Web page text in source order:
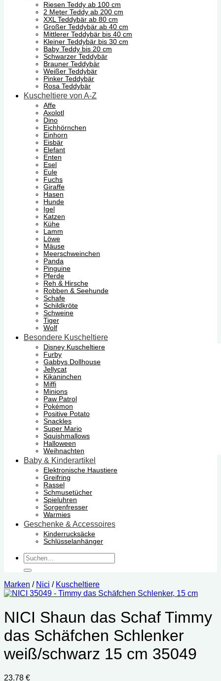
Riesen Teddy ab 100 cm
2 Meter Teddy ab 200 cm
XXL Teddybär ab 80 cm
Großer Teddybär ab 40 cm
Mittlerer Teddybär bis 40 cm
Kleiner Teddybär bis 30 cm
Baby Teddy bis 20 cm
Schwarzer Teddybär
Brauner Teddybär
Weißer Teddybär
Pinker Teddybär
Rosa Teddybär
Kuscheltiere von A-Z
Affe
Axolotl
Dino
Eichhörnchen
Einhorn
Eisbär
Elefant
Enten
Esel
Eule
Fuchs
Giraffe
Hasen
Hunde
Igel
Katzen
Kühe
Lamm
Löwe
Mäuse
Meerschweinchen
Panda
Pinguine
Pferde
Reh & Hirsche
Robben & Seehunde
Schafe
Schildkröte
Schweine
Tiger
Wolf
Besondere Kuscheltiere
Disney Kuscheltiere
Furby
Gabbys Dollhouse
Jellycat
Kikaninchen
Miffi
Minions
Paw Patrol
Pokémon
Positive Potato
Snackles
Super Mario
Squishmallows
Halloween
Weihnachten
Baby & Kinderartikel
Elektronische Haustiere
Greifring
Rassel
Schmusetücher
Spieluhren
Sorgenfresser
Warmies
Geschenke & Accessoires
Kinderrucksäcke
Schlüsselanhänger
Suchen
nach:
Marken / Nici / Kuscheltiere
NICI Shaun das Schaf Timmy
das Schäfchen Schlenker
weiß/schwarz 15 cm 35049
23.78 €